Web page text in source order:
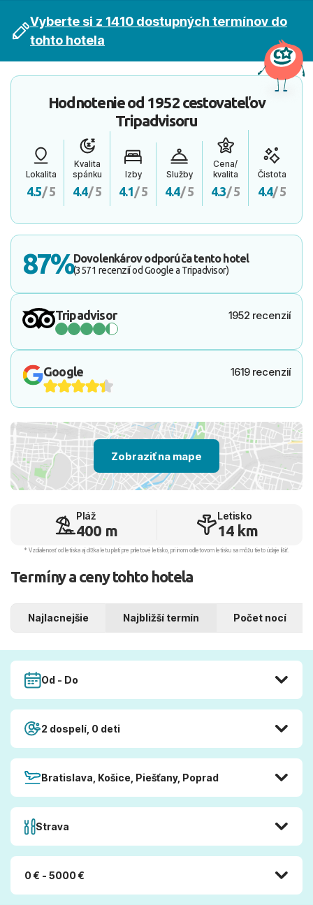
Vyberte si z 1410 dostupných termínov do
tohto hotela
Hodnotenie od 1952 cestovateľov
Tripadvisoru
Lokalita
4.5/ 5
Kvalita
spánku
4.4/ 5
Izby
4.1/ 5
Služby
4.4/ 5
Cena/
kvalita
4.3/ 5
Čistota
4.4/ 5
87%Dovolenkárov odporúča tento hotel
(3571 recenzií od Google a Tripadvisor)
Tripadvisor 1952 recenzií
Google 1619 recenzií
Zobraziť na mape
Pláž
400 m
Letisko
14 km
* Vzdialenosť od letiska aj dľžka letu platí pre príletové letisko, pri inom odletovom letisku sa môžu tieto údaje líšiť.
Termíny a ceny tohto hotela
Najlacnejšie Najbližší termín Počet nocí
Od - Do
2 dospelí, 0 deti
Bratislava, Košice, Piešťany, Poprad
Strava
0 € - 5000 €